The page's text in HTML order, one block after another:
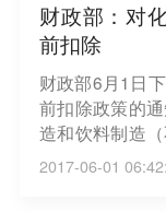
财政部：对
前扣除
财政部6月1日
前扣除政策的
造和饮料制造
业务宣传费支
的部分，准予
2017-06-01